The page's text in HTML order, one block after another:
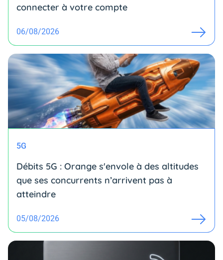
connecter à votre compte
06/08/2026
5G
Débits 5G : Orange s'envole à des altitudes
que ses concurrents n’arrivent pas à
atteindre
05/08/2026